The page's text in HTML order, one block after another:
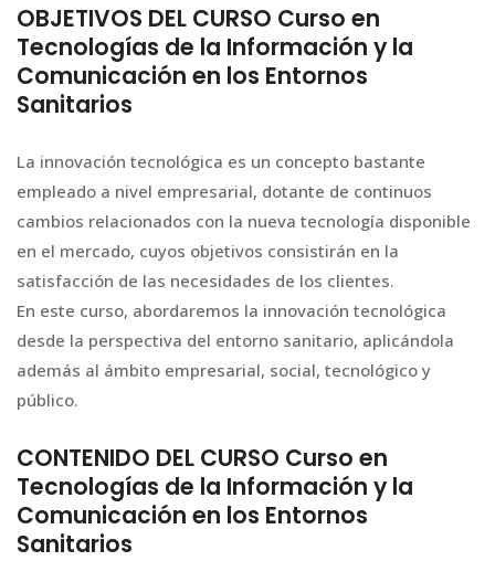
OBJETIVOS DEL CURSO Curso en
Tecnologías de la Información y la
Comunicación en los Entornos
Sanitarios
La innovación tecnológica es un concepto bastante
empleado a nivel empresarial, dotante de continuos
cambios relacionados con la nueva tecnología disponible
en el mercado, cuyos objetivos consistirán en la
satisfacción de las necesidades de los clientes.
En este curso, abordaremos la innovación tecnológica
desde la perspectiva del entorno sanitario, aplicándola
además al ámbito empresarial, social, tecnológico y
público.
CONTENIDO DEL CURSO Curso en
Tecnologías de la Información y la
Comunicación en los Entornos
Sanitarios